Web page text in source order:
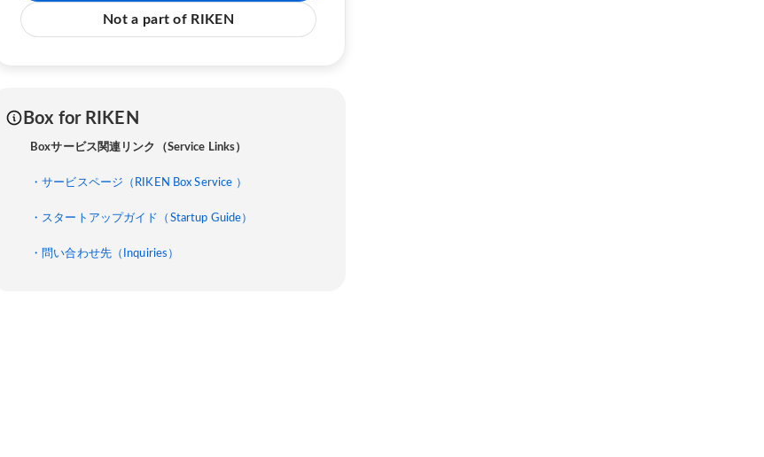
Not a part of RIKEN
Box for RIKEN
Boxサービス関連リンク（Service Links）
・サービスページ（RIKEN Box Service ）
・スタートアップガイド（Startup Guide）
・問い合わせ先（Inquiries）